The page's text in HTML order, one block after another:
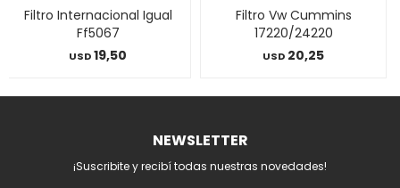
Filtro Internacional Igual
Ff5067
USD19,50
Filtro Vw Cummins
17220/24220
USD 20,25
NEWSLETTER
¡Suscribite y recibí todas nuestras novedades!